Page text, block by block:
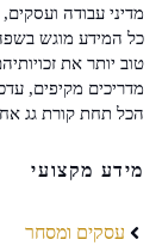
מדיני עבודה
כל המידע מוגש
טוב יותר את
מדריכים מקיפים,
הכל תחת קורת גג
מידע מקצועי
עסקים ומסחר